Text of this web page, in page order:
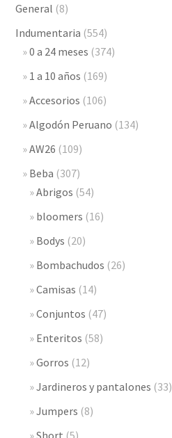
General (8)
Indumentaria (554)
0 a 24 meses (374)
1 a 10 años (169)
Accesorios (106)
Algodón Peruano (134)
AW26 (109)
Beba (307)
Abrigos (54)
bloomers (16)
Bodys (20)
Bombachudos (26)
Camisas (14)
Conjuntos (47)
Enteritos (58)
Gorros (12)
Jardineros y pantalones (33)
Jumpers (8)
Short (5)